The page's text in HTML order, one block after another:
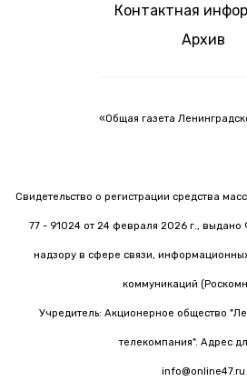
Контактная
Архив
«Общая газета
Свидетельство о регистрации средства
77 - 91024 от 24 февраля 2026 г.,
надзору в сфере связи,
коммуникаций
Учредитель: Акционерное общество
телекомпания". Адрес
info@online47.ru